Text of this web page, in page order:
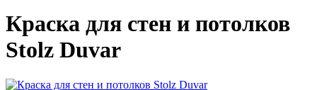
Краска для стен и потолков
Stolz Duvar